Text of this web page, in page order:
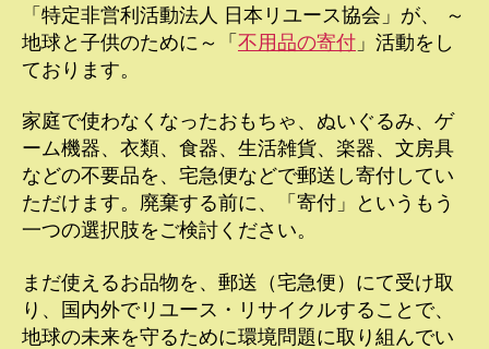
「特定非営利活動法人 日本リユース協会」が、 ～
地球と子供のために～「 不用品の寄付 」活動をし
ております。
家庭で使わなくなったおもちゃ、ぬいぐるみ、ゲ
ーム機器、衣類、食器、生活雑貨、楽器、文房具
などの不要品を、宅急便などで郵送し寄付してい
ただけます。廃棄する前に、「寄付」というもう
一つの選択肢をご検討ください。
まだ使えるお品物を、郵送（宅急便）にて受け取
り、国内外でリユース・リサイクルすることで、
地球の未来を守るために環境問題に取り組んでい